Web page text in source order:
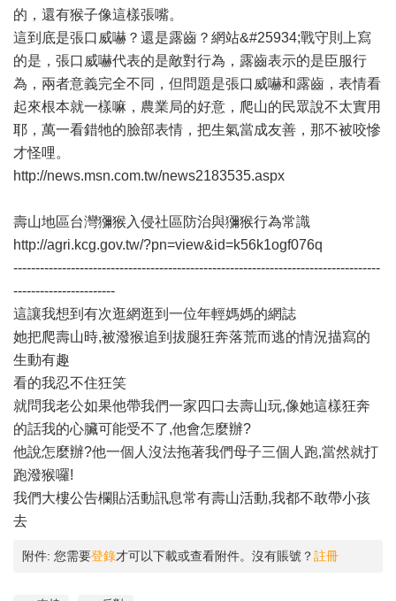
的，還有猴子像這樣張嘴。
這到底是張口威嚇？還是露齒？網站&#25934;戰守則上寫
的是，張口威嚇代表的是敵對行為，露齒表示的是臣服行
為，兩者意義完全不同，但問題是張口威嚇和露齒，表情看
起來根本就一樣嘛，農業局的好意，爬山的民眾說不太實用
耶，萬一看錯牠的臉部表情，把生氣當成友善，那不被咬慘
才怪哩。
http://news.msn.com.tw/news2183535.aspx
壽山地區台灣獼猴入侵社區防治與獼猴行為常識
http://agri.kcg.gov.tw/?pn=view&id=k56k1ogf076q
-----------------------------------------------------------------------------------
-----------------------
這讓我想到有次逛網逛到一位年輕媽媽的網誌
她把爬壽山時,被潑猴追到拔腿狂奔落荒而逃的情況描寫的
生動有趣
看的我忍不住狂笑
就問我老公如果他帶我們一家四口去壽山玩,像她這樣狂奔
的話我的心臟可能受不了,他會怎麼辦?
他說怎麼辦?他一個人沒法拖著我們母子三個人跑,當然就打
跑潑猴囉!
我們大樓公告欄貼活動訊息常有壽山活動,我都不敢帶小孩
去
附件: 您需要登錄才可以下載或查看附件。沒有賬號？註冊